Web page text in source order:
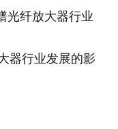
光纤放大器行业
器行业发展的影